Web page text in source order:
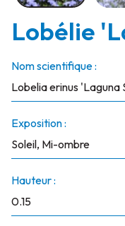
Lobélie
Nom scientifique :
Lobelia erinus 'Laguna
Exposition :
Soleil, Mi-ombre
Hauteur :
0.15